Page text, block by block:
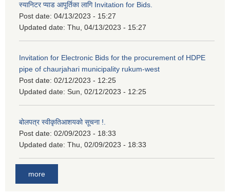
स्यानिटर प्याड आपूर्तिका लागि Invitation for Bids.
Post date: 04/13/2023 - 15:27
Updated date: Thu, 04/13/2023 - 15:27
Invitation for Electronic Bids for the procurement of HDPE
pipe of chaurjahari municipality rukum-west
Post date: 02/12/2023 - 12:25
Updated date: Sun, 02/12/2023 - 12:25
बोलपत्र स्वीकृतिआशयको सूचना !.
Post date: 02/09/2023 - 18:33
Updated date: Thu, 02/09/2023 - 18:33
more